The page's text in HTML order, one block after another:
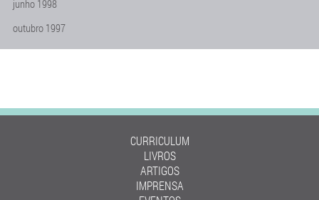
junho 1998
outubro 1997
CURRICULUM
LIVROS
ARTIGOS
IMPRENSA